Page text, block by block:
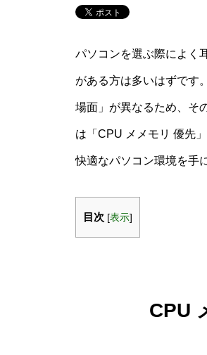
パソコンを選ぶ際によく
がある方は多いはずです
場面」が異なるため、そ
は「CPU メメモリ 優先
快適なパソコン環境を手
目次 [表示]
CPU